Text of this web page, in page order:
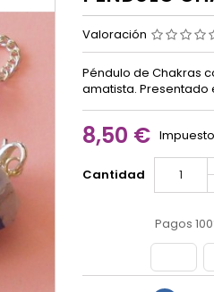
Valoración
Péndulo de Chakras
amatista. Presentado
8,50 €
Cantidad
Pagos